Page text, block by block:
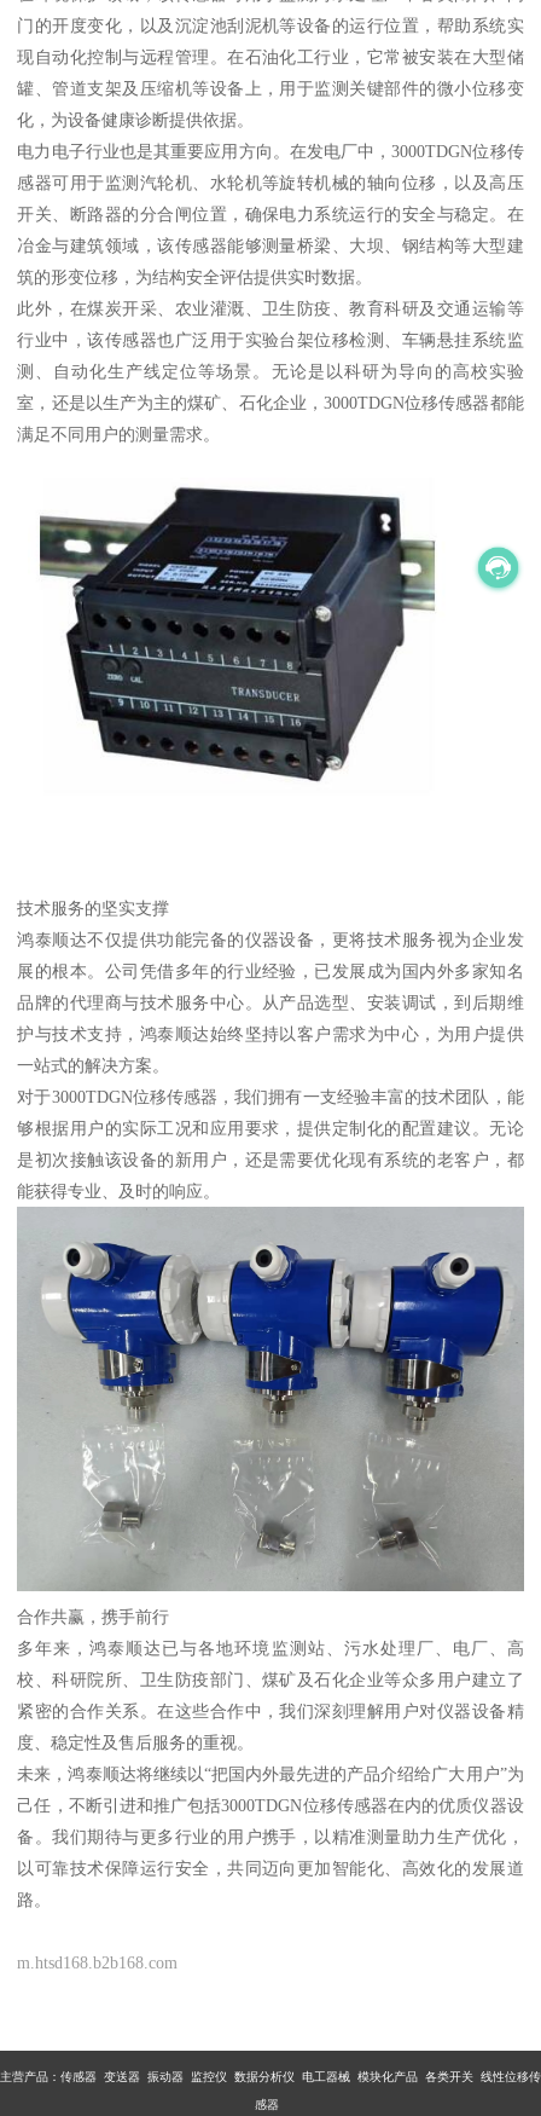
门的开度变化，以及沉淀池刮泥机等设备的运行位置，帮助系统实
现自动化控制与远程管理。在石油化工行业，它常被安装在大型储
罐、管道支架及压缩机等设备上，用于监测关键部件的微小位移变
化，为设备健康诊断提供依据。
电力电子行业也是其重要应用方向。在发电厂中，3000TDGN位移传
感器可用于监测汽轮机、水轮机等旋转机械的轴向位移，以及高压
开关、断路器的分合闸位置，确保电力系统运行的安全与稳定。在
冶金与建筑领域，该传感器能够测量桥梁、大坝、钢结构等大型建
筑的形变位移，为结构安全评估提供实时数据。
此外，在煤炭开采、农业灌溉、卫生防疫、教育科研及交通运输等
行业中，该传感器也广泛用于实验台架位移检测、车辆悬挂系统监
测、自动化生产线定位等场景。无论是以科研为导向的高校实验
室，还是以生产为主的煤矿、石化企业，3000TDGN位移传感器都能
满足不同用户的测量需求。
技术服务的坚实支撑
鸿泰顺达不仅提供功能完备的仪器设备，更将技术服务视为企业发
展的根本。公司凭借多年的行业经验，已发展成为国内外多家知名
品牌的代理商与技术服务中心。从产品选型、安装调试，到后期维
护与技术支持，鸿泰顺达始终坚持以客户需求为中心，为用户提供
一站式的解决方案。
对于3000TDGN位移传感器，我们拥有一支经验丰富的技术团队，能
够根据用户的实际工况和应用要求，提供定制化的配置建议。无论
是初次接触该设备的新用户，还是需要优化现有系统的老客户，都
能获得专业、及时的响应。
合作共赢，携手前行
多年来，鸿泰顺达已与各地环境监测站、污水处理厂、电厂、高
校、科研院所、卫生防疫部门、煤矿及石化企业等众多用户建立了
紧密的合作关系。在这些合作中，我们深刻理解用户对仪器设备精
度、稳定性及售后服务的重视。
未来，鸿泰顺达将继续以“把国内外最先进的产品介绍给广大用户”为
己任，不断引进和推广包括3000TDGN位移传感器在内的优质仪器设
备。我们期待与更多行业的用户携手，以精准测量助力生产优化，
以可靠技术保障运行安全，共同迈向更加智能化、高效化的发展道
路。
m.htsd168.b2b168.com
主营产品：传感器 变送器 振动器 监控仪 数据分析仪 电工器械 模块化产品 各类开关 线性位移传
感器